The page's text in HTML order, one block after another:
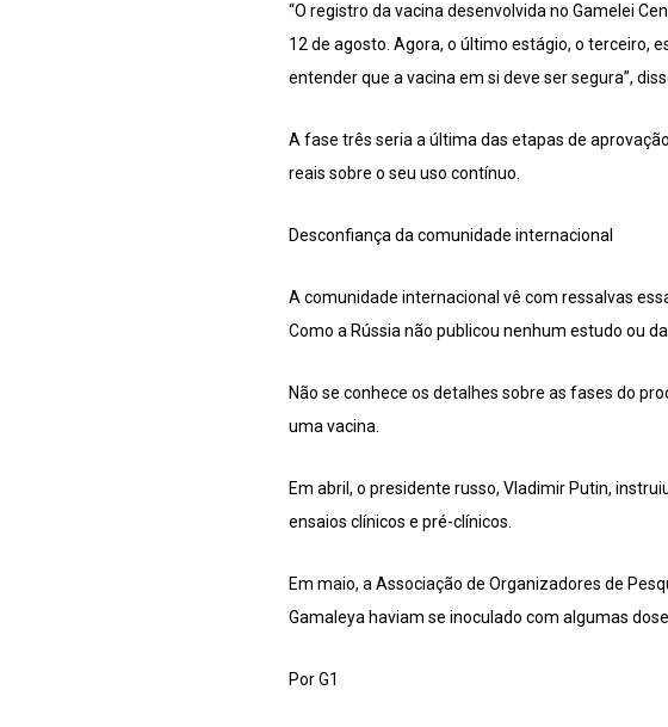
“O registro da vacina desenvolvida no Gamelei
12 de agosto. Agora, o último estágio, o terceiro,
entender que a vacina em si deve ser segura”,
A fase três seria a última das etapas de
reais sobre o seu uso contínuo.
Desconfiança da comunidade internacional
A comunidade internacional vê com ressalvas
Como a Rússia não publicou nenhum estudo ou
Não se conhece os detalhes sobre as fases do
uma vacina.
Em abril, o presidente russo, Vladimir Putin,
ensaios clínicos e pré-clínicos.
Em maio, a Associação de Organizadores de
Gamaleya haviam se inoculado com algumas
Por G1